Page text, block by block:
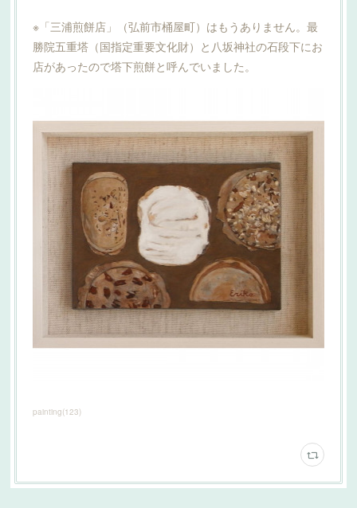
※「三浦煎餅店」（弘前市桶屋町）はもうありません。最
勝院五重塔（国指定重要文化財）と八坂神社の石段下にお
店があったので塔下煎餅と呼んでいました。
painting(123)